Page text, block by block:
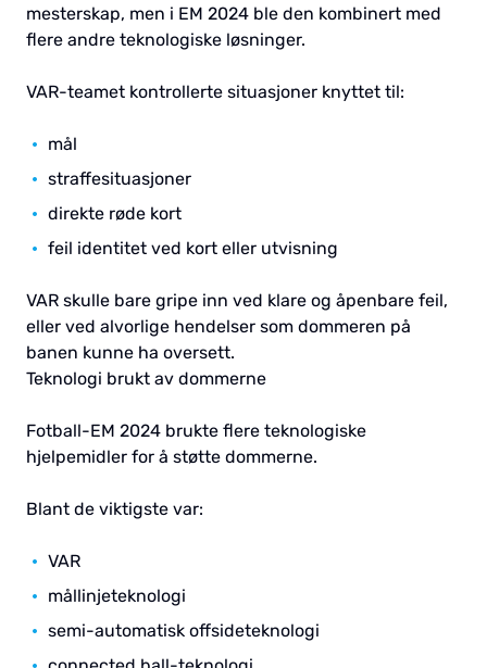
mesterskap, men i EM 2024 ble den kombinert med
flere andre teknologiske løsninger.
VAR-teamet kontrollerte situasjoner knyttet til:
mål
straffesituasjoner
direkte røde kort
feil identitet ved kort eller utvisning
VAR skulle bare gripe inn ved klare og åpenbare feil,
eller ved alvorlige hendelser som dommeren på
banen kunne ha oversett.
Teknologi brukt av dommerne
Fotball-EM 2024 brukte flere teknologiske
hjelpemidler for å støtte dommerne.
Blant de viktigste var:
VAR
mållinjeteknologi
semi-automatisk offsideteknologi